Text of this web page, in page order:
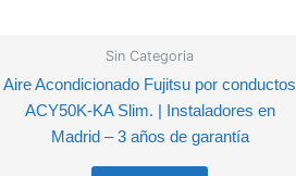
Sin Categoria
Aire Acondicionado Fujitsu por conductos
ACY50K-KA Slim. | Instaladores en
Madrid – 3 años de garantía